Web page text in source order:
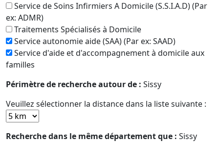
Service de Soins Infirmiers A Domicile (S.S.I.A.D) (Par
ex: ADMR)
Traitements Spécialisés à Domicile
Service autonomie aide (SAA) (Par ex: SAAD)
Service d'aide et d'accompagnement à domicile aux
familles
Périmètre de recherche autour de : Sissy
Veuillez sélectionner la distance dans la liste suivante :
Recherche dans le même département que : Sissy